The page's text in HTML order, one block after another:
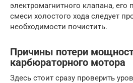
электромагнитного клапана, его
смеси холостого хода следует
необходимости почистить.
Причины потери
карбюраторного мотора
Здесь стоит сразу проверить